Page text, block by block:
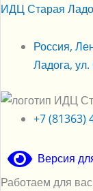
Перейти
содержимому
ИДЦ Старая
Россия,
Ладога, ул.
+7 (81363)
Версия
Работаем для